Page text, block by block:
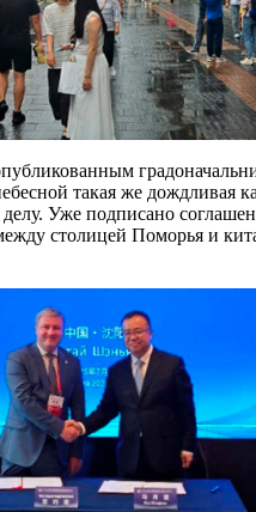
такая же дождливая
Уже подписано
столицей Поморья и